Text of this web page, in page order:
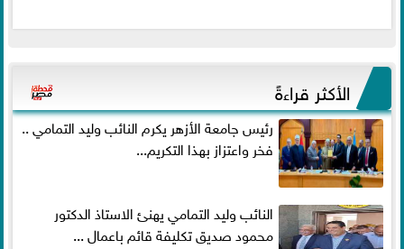
الأكثر قراءةً
رئيس جامعة الأزهر يكرم النائب وليد التمامي ..
فخر واعتزاز بهذا التكريم...
النائب وليد التمامي يهنئ الاستاذ الدكتور
محمود صديق تكليفة قائم باعمال ...